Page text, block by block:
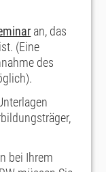
an, das
(Eine
des
bei Ihrem